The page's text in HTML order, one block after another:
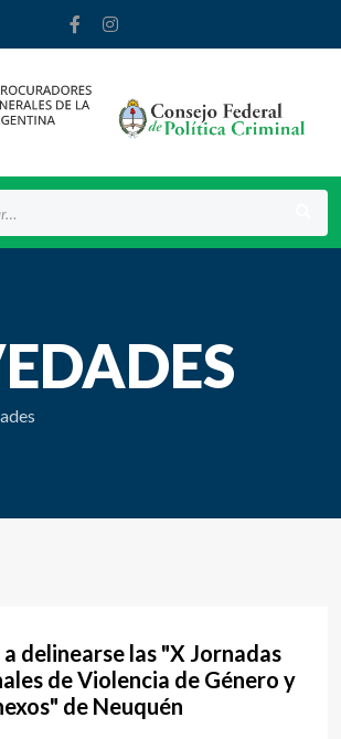
delinearse las "X Jornadas
de Violencia de Género y
de Neuquén